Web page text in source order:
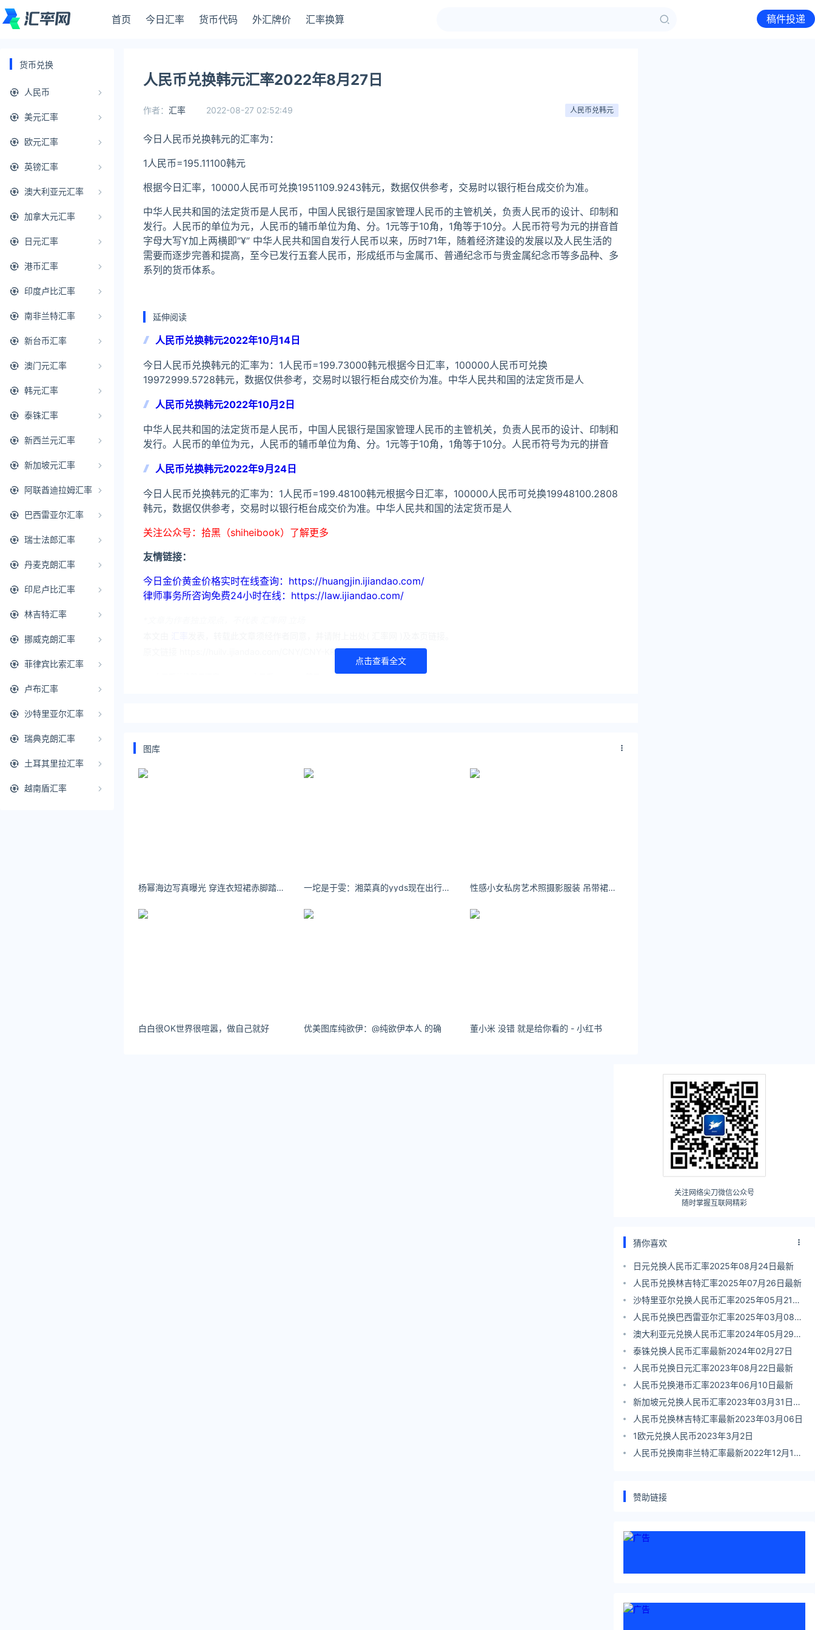
首页 今日汇率 货币代码 外汇牌价 汇率换算 稿件投递
货币兑换
人民币
美元汇率
欧元汇率
英镑汇率
澳大利亚元汇率
加拿大元汇率
日元汇率
港币汇率
印度卢比汇率
南非兰特汇率
新台币汇率
澳门元汇率
韩元汇率
泰铢汇率
新西兰元汇率
新加坡元汇率
阿联酋迪拉姆汇率
巴西雷亚尔汇率
瑞士法郎汇率
丹麦克朗汇率
印尼卢比汇率
林吉特汇率
挪威克朗汇率
菲律宾比索汇率
卢布汇率
沙特里亚尔汇率
瑞典克朗汇率
土耳其里拉汇率
越南盾汇率
人民币兑换韩元汇率2022年8月27日
人民币兑韩元
作者： 汇率 2022-08-27 02:52:49
今日人民币兑换韩元的汇率为：
1人民币=195.11100韩元
根据今日汇率，10000人民币可兑换1951109.9243韩元，数据仅供参考，交易时以银行柜台成交价为准。
中华人民共和国的法定货币是人民币，中国人民银行是国家管理人民币的主管机关，负责人民币的设计、印制和
发行。人民币的单位为元，人民币的辅币单位为角、分。1元等于10角，1角等于10分。人民币符号为元的拼音首
字母大写Y加上两横即“¥” 中华人民共和国自发行人民币以来，历时71年，随着经济建设的发展以及人民生活的
需要而逐步完善和提高，至今已发行五套人民币，形成纸币与金属币、普通纪念币与贵金属纪念币等多品种、多
系列的货币体系。
延伸阅读
人民币兑换韩元2022年10月14日
今日人民币兑换韩元的汇率为：1人民币=199.73000韩元根据今日汇率，100000人民币可兑换
19972999.5728韩元，数据仅供参考，交易时以银行柜台成交价为准。中华人民共和国的法定货币是人
人民币兑换韩元2022年10月2日
中华人民共和国的法定货币是人民币，中国人民银行是国家管理人民币的主管机关，负责人民币的设计、印制和
发行。人民币的单位为元，人民币的辅币单位为角、分。1元等于10角，1角等于10分。人民币符号为元的拼音
人民币兑换韩元2022年9月24日
今日人民币兑换韩元的汇率为：1人民币=199.48100韩元根据今日汇率，100000人民币可兑换19948100.2808
韩元，数据仅供参考，交易时以银行柜台成交价为准。中华人民共和国的法定货币是人
关注公众号：拾黑（shiheibook）了解更多
友情链接：
今日金价黄金价格实时在线查询：https://huangjin.ijiandao.com/
律师事务所咨询免费24小时在线：https://law.ijiandao.com/
原文链接 https://huilv.ijiandao.com/CNY/CNY-KRW/2233.html
点击查看全文
图库
杨幂海边写真曝光 穿连衣短裙赤脚踏浪画面唯美动人 一坨是于雯：湘菜真的yyds现在出行宝子们请一定一定带好口罩 性感小女私房艺术照摄影服装 吊带裙+袜子
白白很OK世界很喧嚣，做自己就好 优美图库纯欲伊：@纯欲伊本人 的确 董小米 没错 就是给你看的 - 小红书
关注网络尖刀微信公众号
随时掌握互联网精彩
猜你喜欢
日元兑换人民币汇率2025年08月24日最新
人民币兑换林吉特汇率2025年07月26日最新
沙特里亚尔兑换人民币汇率2025年05月21日
最新
人民币兑换巴西雷亚尔汇率2025年03月08日
最新
澳大利亚元兑换人民币汇率2024年05月29日
最新
泰铢兑换人民币汇率最新2024年02月27日
人民币兑换日元汇率2023年08月22日最新
人民币兑换港币汇率2023年06月10日最新
新加坡元兑换人民币汇率2023年03月31日最
新
人民币兑换林吉特汇率最新2023年03月06日
1欧元兑换人民币2023年3月2日
人民币兑换南非兰特汇率最新2022年12月17
赞助链接